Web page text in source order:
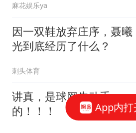
麻花娱乐ya
因一双鞋放弃庄序，聂曦
光到底经历了什么？
刺头体育
讲真，是球网先动手
的！！！
App内打